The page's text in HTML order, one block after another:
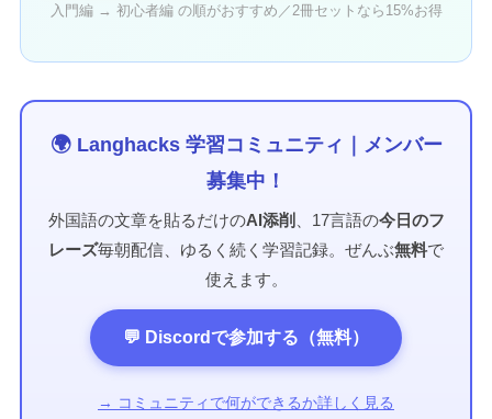
入門編 → 初心者編 の順がおすすめ／2冊セットなら15%お得
🌍 Langhacks 学習コミュニティ｜メンバー
募集中！
外国語の文章を貼るだけのAI添削 、17言語の今日のフ
レーズ毎朝配信、ゆるく続く学習記録。ぜんぶ無料で
使えます。
💬 Discordで参加する（無料）
→ コミュニティで何ができるか詳しく見る